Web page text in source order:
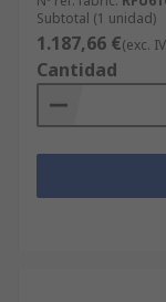
Subtotal (1 unidad)
1.187,66 €(exc.
Cantidad